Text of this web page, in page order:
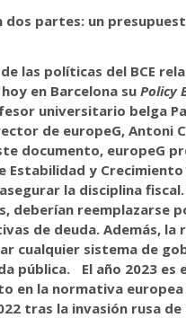
dos partes: un
las políticas del BCE
en Barcelona suPolicy
universitario belga
de europeG, Antoni
documento, europeG
y
la disciplina
deberían reemplazarse
de deuda. Además,
cualquier sistema de
pública.
El año 2023
en la normativa
tras la invasión rusa de